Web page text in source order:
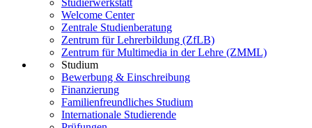
Welcome Center
Zentrale Studienberatung
Zentrum für Lehrerbildung (ZfLB)
Zentrum für Multimedia in der Lehre (ZMML)
Studium
Bewerbung & Einschreibung
Finanzierung
Familienfreundliches Studium
Internationale Studierende